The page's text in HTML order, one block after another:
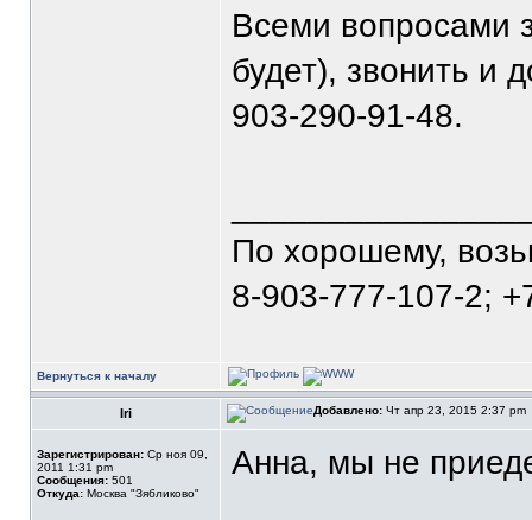
Всеми вопросами
будет), звонить и
903-290-91-48.
По хорошему,
8-903-777-107-2;
Вернуться к началу
Iri Добавлено: Чт апр 23, 2015 2:37 pm
Зарегистрирован: Ср ноя 09,
2011 1:31 pm
Сообщения: 501
Откуда: Москва "Зябликово"
Анна, мы не